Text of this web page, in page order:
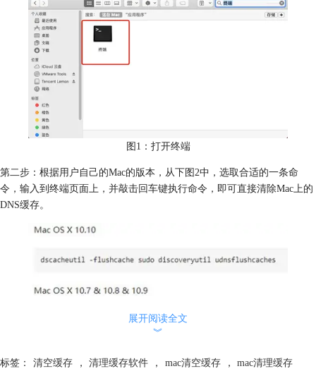
图1：打开终端
第二步：根据用户自己的Mac的版本，从下图2中，选取合适的一条命
令，输入到终端页面上，并敲击回车键执行命令，即可直接清除Mac上的
DNS缓存。
展开阅读全文
︾
标签： 清空缓存 ， 清理缓存软件 ， mac清空缓存 ， mac清理缓存